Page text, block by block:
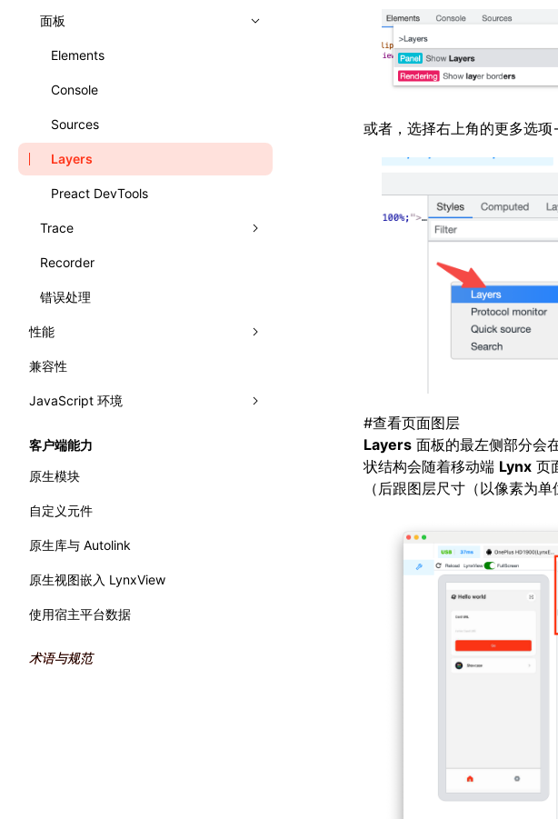
网格布局
相对布局
文字排版
面板
Elements
Console
Sources
Layers
Preact DevTools
Trace
录制 Trace
Trace UI 基本使用指南
录制启动 Trace
分析 JavaScript
Recorder
错误处理
性能
分析性能
渲染
流畅度
内存
原生模块
产物体积
监控性能
Performance API
标记渲染流水线
全局内存查询
兼容性
JavaScript 环境
WebAssembly
主线程运行时
客户端能力
原生模块
自定义元件
原生库与 Autolink
原生视图嵌入 LynxView
使用宿主平台数据
术语与规范
或者，选择右上角的更多选项
#查看页面图层
Layers 面板的最左侧部分会
状结构会随着移动端 Lynx 页
（后跟图层尺寸（以像素为单